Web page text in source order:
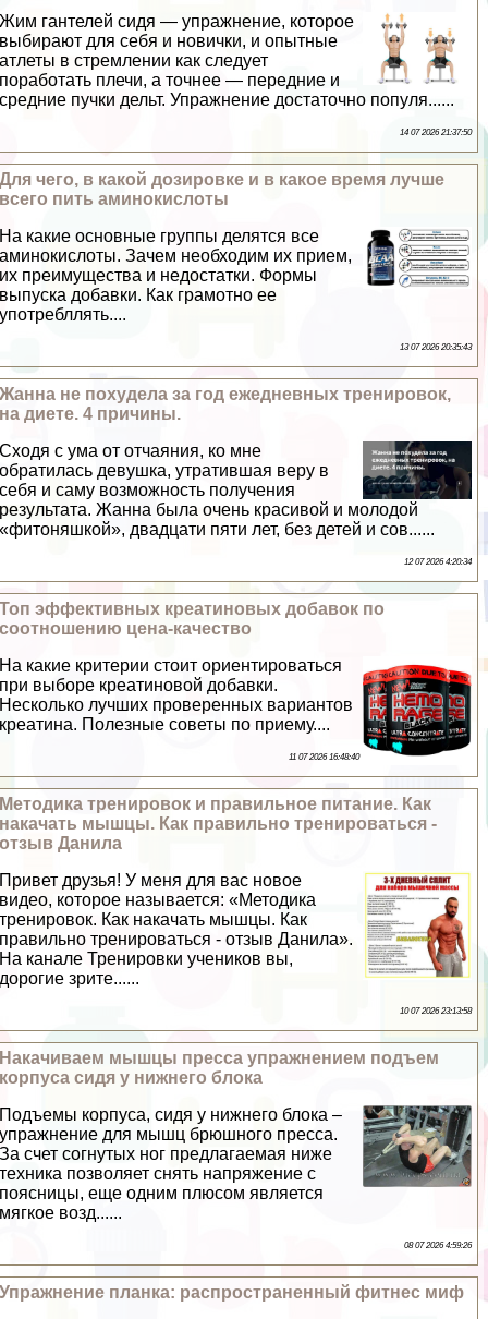
Жим гантелей сидя — упражнение, которое
выбирают для себя и новички, и опытные
атлеты в стремлении как следует
поработать плечи, а точнее — передние и
средние пучки дельт. Упражнение достаточно популя......
14 07 2026 21:37:50
Для чего, в какой дозировке и в какое время лучше
всего пить аминокислоты
На какие основные группы делятся все
аминокислоты. Зачем необходим их прием,
их преимущества и недостатки. Формы
выпуска добавки. Как грамотно ее
употрeбллять....
13 07 2026 20:35:43
Жанна не похудела за год ежедневных тренировок,
на диете. 4 причины.
Сходя с ума от отчаяния, ко мне
обратилась дeвyшка, утратившая веру в
себя и саму возможность получения
результата. Жанна была очень красивой и молодой
«фитоняшкой», двадцати пяти лет, без детей и сов......
12 07 2026 4:20:34
Топ эффективных креатиновых добавок по
соотношению цена-качество
На какие критерии стоит ориентироваться
при выборе креатиновой добавки.
Несколько лучших проверенных вариантов
креатина. Полезные советы по приему....
11 07 2026 16:48:40
Методика тренировок и правильное питание. Как
накачать мышцы. Как правильно тренироваться -
отзыв Данила
Привет друзья! У меня для вас новое
видео, которое называется: «Методика
тренировок. Как накачать мышцы. Как
правильно тренироваться - отзыв Данила».
На канале Тренировки учеников вы,
дорогие зрите......
10 07 2026 23:13:58
Накачиваем мышцы пресса упражнением подъем
корпуса сидя у нижнего блока
Подъемы корпуса, сидя у нижнего блока –
упражнение для мышц брюшного пресса.
За счет согнутых ног предлагаемая ниже
техника позволяет снять напряжение с
поясницы, еще одним плюсом является
мягкое возд......
08 07 2026 4:59:26
Упражнение планка: распространенный фитнес миф